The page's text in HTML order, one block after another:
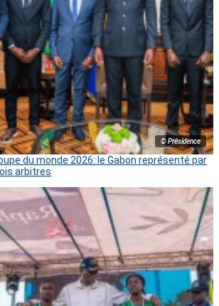
© Présidence
du monde 2026: le Gabon représenté par
arbitres